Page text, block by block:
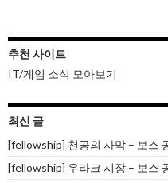
추천 사이트
IT/게임 소식 모아보기
최신 글
[fellowship] 천공의 사막 – 보스
[fellowship] 우라크 시장 – 보스